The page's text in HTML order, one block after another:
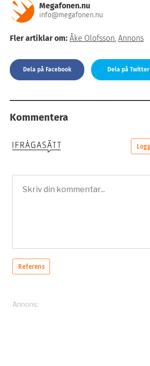
Megafonen.nu
info@megafonen.nu
Fler artiklar om: Åke Olofsson, Annons
Dela på Facebook Dela på Twitter
Kommentera